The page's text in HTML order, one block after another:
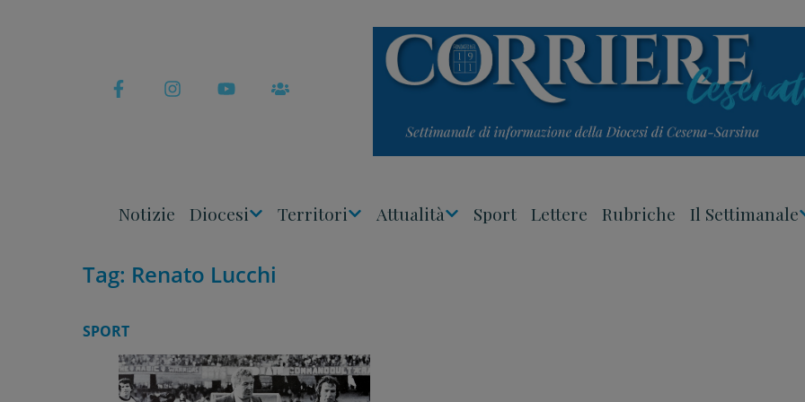
Notizie Diocesi Territori Attualità Sport Lettere Rubriche Il Settimanale
Tag: Renato Lucchi
SPORT